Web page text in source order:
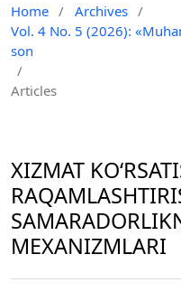
Home / Archives /
Vol. 4 No. 5 (2026):
son
/
Articles
XIZMAT
MEXANIZMLARI